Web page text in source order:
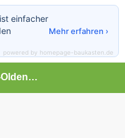
Schleuderball-Oldenbrok
einfacher
Mehr erfahren ›
powered by homepage-baukasten.de